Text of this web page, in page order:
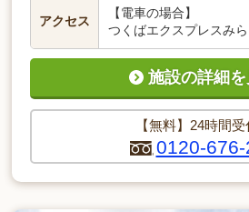
アクセス
【電車の場合】
つくばエクスプレスみ
【無料】24時間受
0120-
施設の詳細